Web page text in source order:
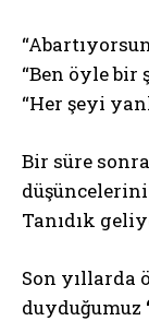
“Ben öyle bir
“Her şeyi
Bir süre
Tanıdık
Son yıllarda
duyduğumuz